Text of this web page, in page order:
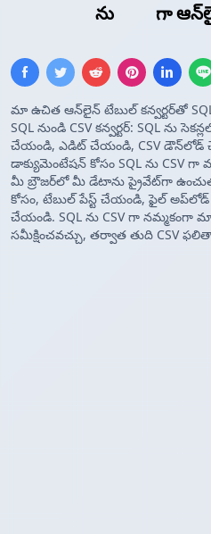
ను గా
మా ఉచిత ఆన్‌లైన్ టేబుల్ కన్వర్టర్‌తో
SQL నుండి CSV కన్వర్టర్: SQL ను
చేయండి, ఎడిట్ చేయండి, CSV డౌన్‌లోడ్
డాక్యుమెంటేషన్ కోసం SQL ను CSV
మీ బ్రౌజర్‌లో మీ డేటాను ప్రైవేట్‌గా
కోసం, టేబుల్ పేస్ట్ చేయండి, ఫైల్ అప్‌లోడ్
చేయండి. SQL ను CSV గా
సమీక్షించవచ్చు, తర్వాత తుది CSV